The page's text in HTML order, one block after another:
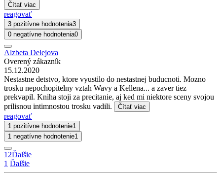
Čítať viac
reagovať
3 pozitívne hodnotenia3
0 negatívne hodnotenia0
Alzbeta Delejova
Overený zákazník
15.12.2020
Nestastne detstvo, ktore vyustilo do nestastnej buducnoti. Mozno
trosku nepochopitelny vztah Wavy a Kellena... a zaver tiez
prekvapil. Kniha stoji za precitanie, aj ked mi niektore sceny svojou
prilisnou intimnostou trosku vadili.
Čítať viac
reagovať
1 pozitívne hodnotenie1
1 negatívne hodnotenie1
1 2Ďalšie
1 Ďalšie